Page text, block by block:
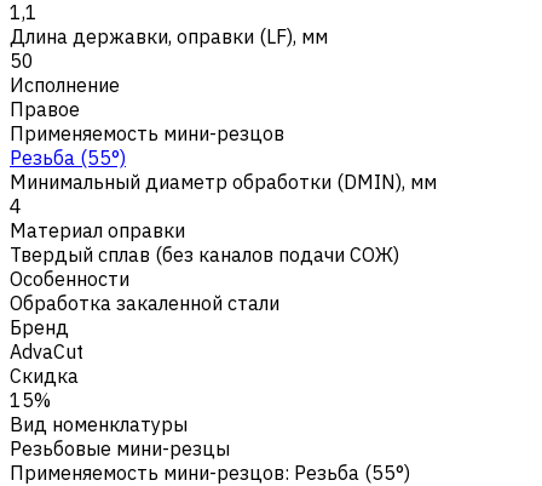
1,1
Длина державки, оправки (LF), мм
50
Исполнение
Правое
Применяемость мини-резцов
Резьба (55°)
Минимальный диаметр обработки (DMIN), мм
4
Материал оправки
Твердый сплав (без каналов подачи СОЖ)
Особенности
Обработка закаленной стали
Бренд
AdvaCut
Скидка
15%
Вид номенклатуры
Резьбовые мини-резцы
Применяемость мини-резцов: Резьба (55°)